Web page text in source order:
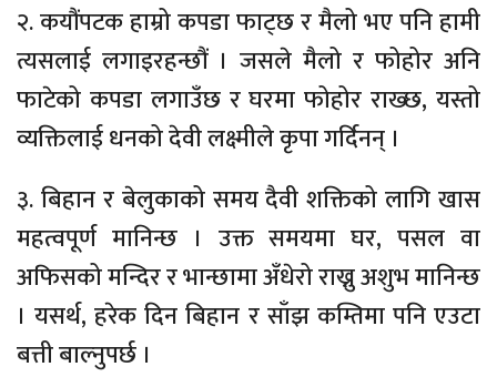
२. कयौंपटक हाम्रो कपडा फाट्छ र मैलो भए पनि हामी
त्यसलाई लगाइरहन्छौं । जसले मैलो र फोहोर अनि
फाटेको कपडा लगाउँछ र घरमा फोहोर राख्छ, यस्तो
व्यक्तिलाई धनको देवी लक्ष्मीले कृपा गर्दिनन् ।
३. बिहान र बेलुकाको समय दैवी शक्तिको लागि खास
महत्वपूर्ण मानिन्छ । उक्त समयमा घर, पसल वा
अफिसको मन्दिर र भान्छामा अँधेरो राख्नु अशुभ मानिन्छ
। यसर्थ, हरेक दिन बिहान र साँझ कम्तिमा पनि एउटा
बत्ती बाल्नुपर्छ ।